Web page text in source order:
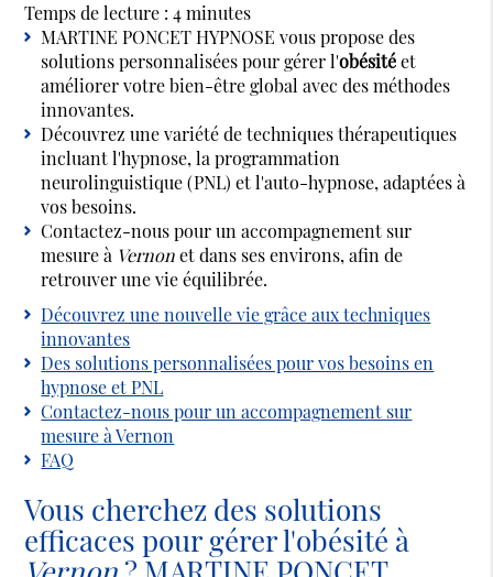
Temps de lecture : 4 minutes
MARTINE PONCET HYPNOSE vous propose des
solutions personnalisées pour gérer l'obésitéet
améliorer votre bien-être global avec des méthodes
innovantes.
Découvrez une variété de techniques thérapeutiques
incluant l'hypnose, la programmation
neurolinguistique (PNL) et l'auto-hypnose, adaptées à
vos besoins.
Contactez-nous pour un accompagnement sur
mesure à Vernonet dans ses environs, afin de
retrouver une vie équilibrée.
Découvrez une nouvelle vie grâce aux techniques
innovantes
Des solutions personnalisées pour vos besoins en
hypnose et PNL
Contactez-nous pour un accompagnement sur
mesure à Vernon
FAQ
Vous cherchez des solutions
efficaces pour gérer l'obésité à